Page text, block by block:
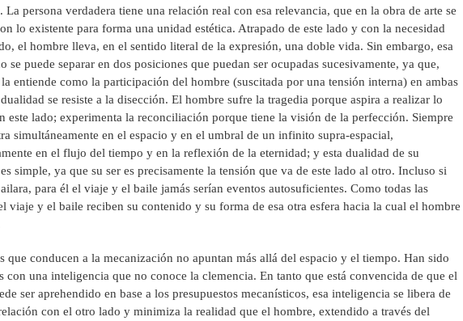
La persona verdadera tiene una relación real con esa relevancia, que en la obra de arte se
lo existente para forma una unidad estética. Atrapado de este lado y con la necesidad
el hombre lleva, en el sentido literal de la expresión, una doble vida. Sin embargo, esa
se puede separar en dos posiciones que puedan ser ocupadas sucesivamente, ya que,
entiende como la participación del hombre (suscitada por una tensión interna) en ambas
se resiste a la disección. El hombre sufre la tragedia porque aspira a realizar lo
este lado; experimenta la reconciliación porque tiene la visión de la perfección. Siempre
simultáneamente en el espacio y en el umbral de un infinito supra-espacial,
en el flujo del tiempo y en la reflexión de la eternidad; y esta dualidad de su
simple, ya que su ser es precisamente la tensión que va de este lado al otro. Incluso si
para él el viaje y el baile jamás serían eventos autosuficientes. Como todas las
viaje y el baile reciben su contenido y su forma de esa otra esfera hacia la cual el hombre
que conducen a la mecanización no apuntan más allá del espacio y el tiempo. Han sido
con una inteligencia que no conoce la clemencia. En tanto que está convencida de que el
ser aprehendido en base a los presupuestos mecanísticos, esa inteligencia se libera de
con el otro lado y minimiza la realidad que el hombre, extendido a través del